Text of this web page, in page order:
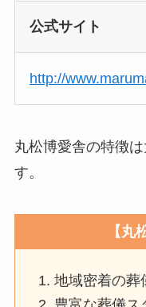
公式サイト
http://
丸松博愛舎の特徴
す。
【丸
地域密着の葬